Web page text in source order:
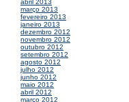
abril 2013
março 2013
fevereiro 2013
janeiro 2013
dezembro 2012
novembro 2012
outubro 2012
setembro 2012
agosto 2012
julho 2012
junho 2012
maio 2012
abril 2012
março 2012